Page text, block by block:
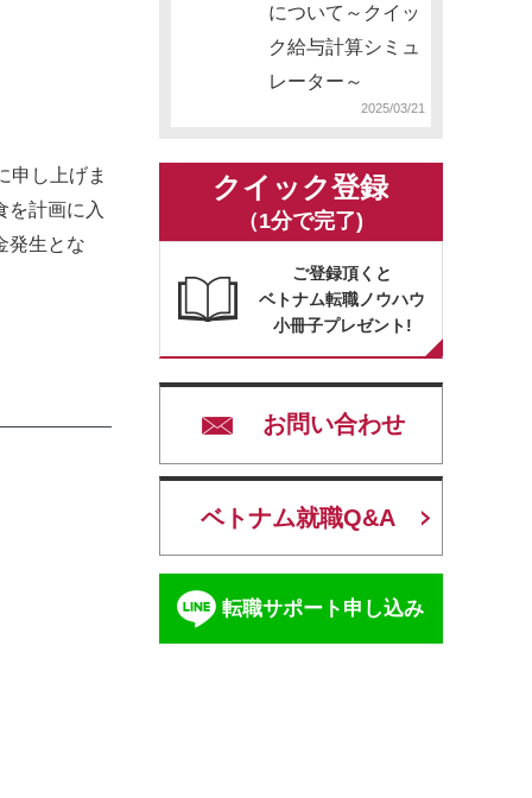
申し上げま
を計画に入
発生とな
について～クイッ
ク給与計算シミュ
レーター～
2025/03/21
クイック登録
（1分で完了)
ご登録頂くと
ベトナム転職ノウハウ
小冊子プレゼント!
お問い合わせ
ベトナム就職Q&A
転職サポート申し込み